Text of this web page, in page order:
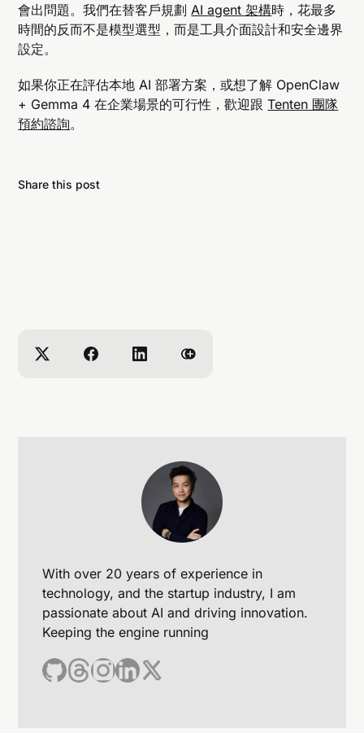
會出問題。我們在替客戶規劃 AI agent 架構時，花最多
時間的反而不是模型選型，而是工具介面設計和安全邊界
設定。
如果你正在評估本地 AI 部署方案，或想了解 OpenClaw
+ Gemma 4 在企業場景的可行性，歡迎跟Tenten 團隊
預約諮詢。
Share this post
With over 20 years of experience in
technology, and the startup industry, I am
passionate about AI and driving innovation.
Keeping the engine running